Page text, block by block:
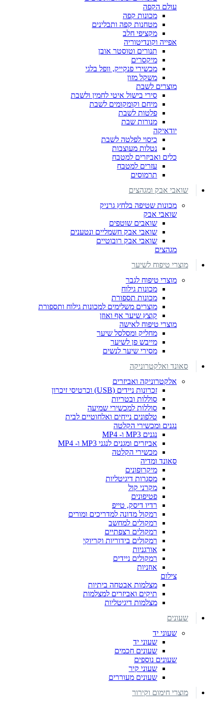
עולם הקפה
מכונות קפה
מטחנות קפה ותבלינים
מקציפי חלב
אפייה וקונדיטוריה
תנורים וטוסטר אובן
מיקסרים
מכשירי פנקייק, וופל בלגי
משקל מזון
מוצרים לשבת
סירי בישול איטי לחמין ולשבת
מיחם וקומקומים לשבת
פלטות לשבת
מנורות שבת
יודאיקה
כיסוי לפלטה לשבת
נטלות מעוצבות
כלים ואביזרים למטבח
עזרים למטבח
תרמוסים
שואבי אבק ומגהצים
מכונות שטיפה בלחץ גרניק
שואבי אבק
שואבים שוטפים
שואבי אבק חשמליים ונטענים
שואבי אבק רובוטיים
מגהצים
מוצרי טיפוח לשיער
מוצרי טיפוח לגבר
מכונות גילוח
מכונות תספורת
מוצרים משלימים למכונות גילוח ותספורת
קוצץ שיער אף ואוזן
מוצרי טיפוח לאישה
מחליק ומסלסל שיער
מייבש פן לשיער
מסירי שיער לנשים
סאונד ואלקטרוניקה
אלקטרוניקה ואביזרים
זכרונות ניידים (USB) וכרטיסי זיכרון
סוללות ובטריות
סוללות למכשירי שמיעה
טלפונים נייחים ואלחוטיים לבית
נגנים ומכשירי הקלטה
נגנים MP3 ו- MP4
אביזרים ומגנים לנגני MP3 ו- MP4
מכשירי הקלטה
סאונד ומדיה
מיקרופונים
מסגרות דיגיטליות
מקרני קול
פטיפונים
רדיו דיסק, טייפ
רמקול מדונה למדריכים ומורים
רמקולים למחשב
רמקולים רצפתיים
רמקולים בידוריות וקריוקי
אורגניות
רמקולים ניידים
אוזניות
צילום
מצלמות אבטחה ביתיות
תיקים ואביזרים למצלמות
מצלמות דיגיטליות
שעונים
שעוני יד
שעוני יד
שעונים חכמים
שעונים נוספים
שעוני קיר
שעונים מעוררים
מוצרי חימום וקירור